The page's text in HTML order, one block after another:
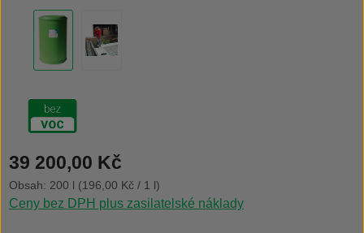
Běžná cena:
39 200,00 Kč
Obsah: 200 l (196,00 Kč / 1 l)
Ceny bez DPH plus zasilatelské náklady